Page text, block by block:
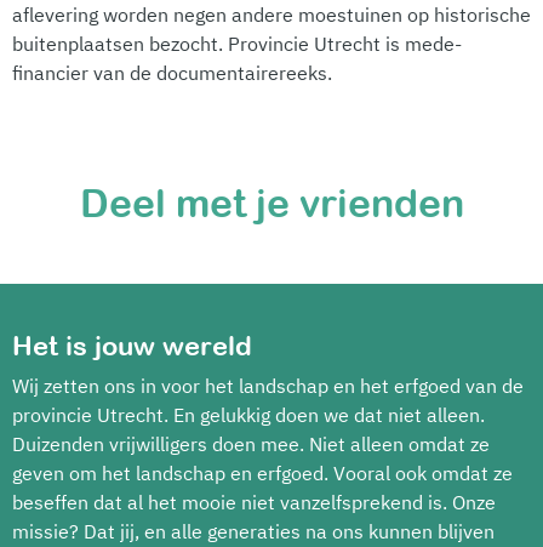
aflevering worden negen andere moestuinen op historische
buitenplaatsen bezocht. Provincie Utrecht is mede-
financier van de documentairereeks.
Deel met je vrienden
Het is jouw wereld
Wij zetten ons in voor het landschap en het erfgoed van de
provincie Utrecht. En gelukkig doen we dat niet alleen.
Duizenden vrijwilligers doen mee. Niet alleen omdat ze
geven om het landschap en erfgoed. Vooral ook omdat ze
beseffen dat al het mooie niet vanzelfsprekend is. Onze
missie? Dat jij, en alle generaties na ons kunnen blijven